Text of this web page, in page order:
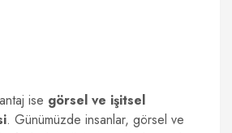
ise görsel ve işitsel
. Günümüzde insanlar, görsel ve